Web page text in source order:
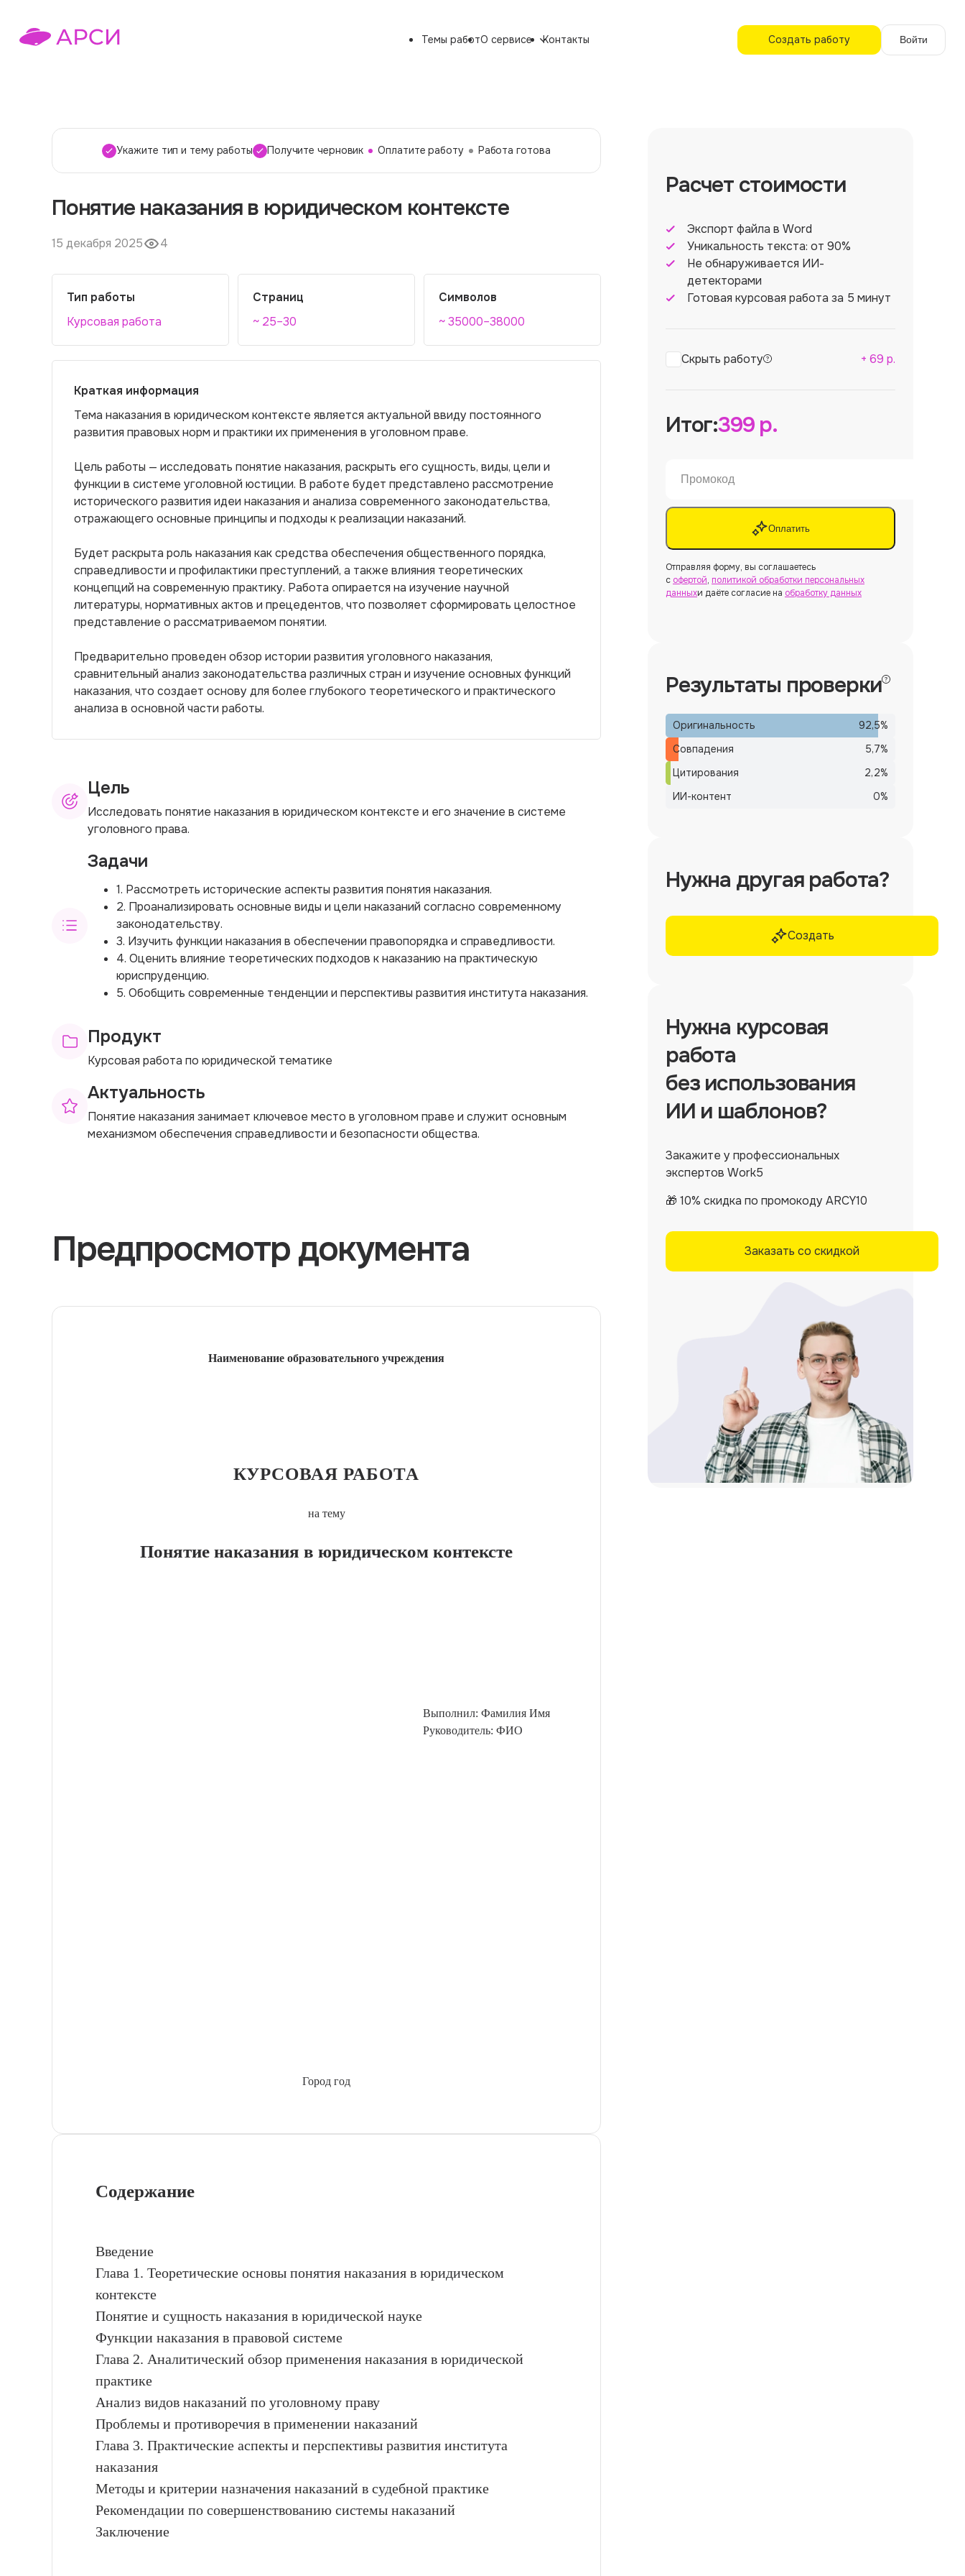
Темы работО сервисе Контакты Создать работу Войти
Укажите тип и тему работы Получите черновик Оплатите работу Работа готова
Понятие наказания в юридическом контексте
15 декабря 2025 4
Тип работы
Курсовая работа
Страниц
~ 25–30
Символов
~ 35000–38000
Краткая информация
Тема наказания в юридическом контексте является актуальной ввиду постоянного
развития правовых норм и практики их применения в уголовном праве.
Цель работы — исследовать понятие наказания, раскрыть его сущность, виды, цели и
функции в системе уголовной юстиции. В работе будет представлено рассмотрение
исторического развития идеи наказания и анализа современного законодательства,
отражающего основные принципы и подходы к реализации наказаний.
Будет раскрыта роль наказания как средства обеспечения общественного порядка,
справедливости и профилактики преступлений, а также влияния теоретических
концепций на современную практику. Работа опирается на изучение научной
литературы, нормативных актов и прецедентов, что позволяет сформировать целостное
представление о рассматриваемом понятии.
Предварительно проведен обзор истории развития уголовного наказания,
сравнительный анализ законодательства различных стран и изучение основных функций
наказания, что создает основу для более глубокого теоретического и практического
анализа в основной части работы.
Цель
Исследовать понятие наказания в юридическом контексте и его значение в системе
уголовного права.
Задачи
1. Рассмотреть исторические аспекты развития понятия наказания.
2. Проанализировать основные виды и цели наказаний согласно современному
законодательству.
3. Изучить функции наказания в обеспечении правопорядка и справедливости.
4. Оценить влияние теоретических подходов к наказанию на практическую
юриспруденцию.
5. Обобщить современные тенденции и перспективы развития института наказания.
Продукт
Курсовая работа по юридической тематике
Актуальность
Понятие наказания занимает ключевое место в уголовном праве и служит основным
механизмом обеспечения справедливости и безопасности общества.
Предпросмотр документа
Наименование образовательного учреждения
КУРСОВАЯ РАБОТА
на тему
Понятие наказания в юридическом контексте
Выполнил: Фамилия Имя
Руководитель: ФИО
Город год
Содержание
Введение
Глава 1. Теоретические основы понятия наказания в юридическом
контексте
Понятие и сущность наказания в юридической науке
Функции наказания в правовой системе
Глава 2. Аналитический обзор применения наказания в юридической
практике
Анализ видов наказаний по уголовному праву
Проблемы и противоречия в применении наказаний
Глава 3. Практические аспекты и перспективы развития института
наказания
Методы и критерии назначения наказаний в судебной практике
Рекомендации по совершенствованию системы наказаний
Заключение
Расчет стоимости
Экспорт файла в Word
Уникальность текста: от 90%
Не обнаруживается ИИ-
детекторами
Готовая курсовая работа за 5 минут
Скрыть работу + 69 р.
Итог:399р.
Оплатить
Отправляя форму, вы соглашаетесь
с офертой, политикой обработки персональных
данныхи даёте согласие на обработку данных
Результаты проверки
Оригинальность 92,5%
Совпадения
5,7%
Цитирования
2,2%
ИИ-контент
0%
Нужна другая работа?
Создать
Нужна курсовая
работа
без использования
ИИ и шаблонов?
Закажите у профессиональных
экспертов Work5
🎁 10% скидка по промокоду ARCY10
Заказать со скидкой